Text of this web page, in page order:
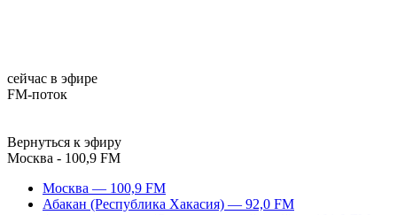
сейчас в эфире
FM-поток
Вернуться к эфиру
Москва - 100,9 FM
Москва — 100,9 FM
Абакан (Республика Хакасия) — 92,0 FM